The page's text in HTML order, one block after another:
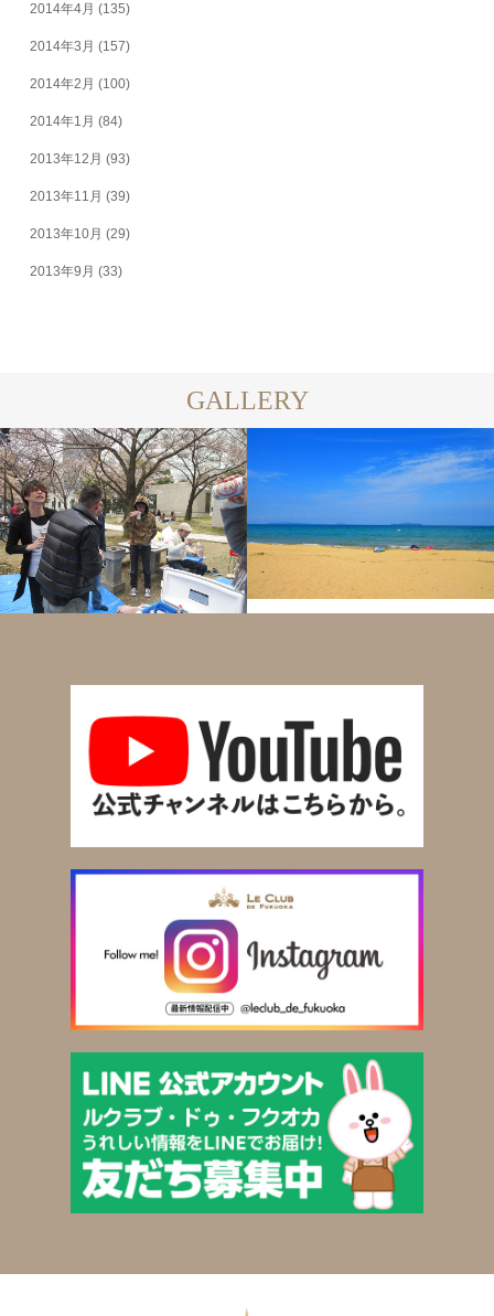
2014年4月 (135)
2014年3月 (157)
2014年2月 (100)
2014年1月 (84)
2013年12月 (93)
2013年11月 (39)
2013年10月 (29)
2013年9月 (33)
GALLERY